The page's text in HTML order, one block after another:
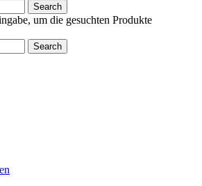
Search
um die gesuchten Produkte
Search